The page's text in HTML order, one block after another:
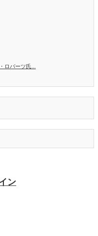
ロバーツ氏...